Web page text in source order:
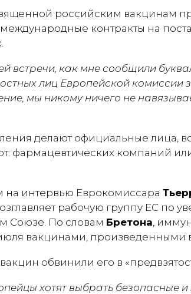
российским вакцинам
контракты на
встречи, как мне сообщили
лиц Европейской комиссии
мы никому ничего не
делают официальные лица,
фармацевтических компаний
на интервью Еврокомиссара
рабочую группу ЕС по
Союзе. По словам Бретона,
вакцинами, произведенными
обвинили его в
хотят выбрать безопасные